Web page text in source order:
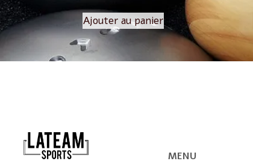
Ajouter au panier
MENU